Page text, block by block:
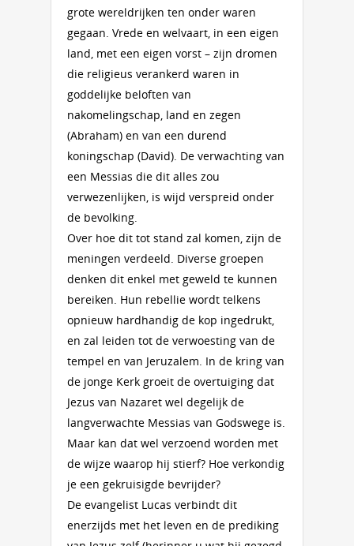
grote wereldrijken ten onder waren
gegaan. Vrede en welvaart, in een eigen
land, met een eigen vorst – zijn dromen
die religieus verankerd waren in
goddelijke beloften van
nakomelingschap, land en zegen
(Abraham) en van een durend
koningschap (David). De verwachting van
een Messias die dit alles zou
verwezenlijken, is wijd verspreid onder
de bevolking.
Over hoe dit tot stand zal komen, zijn de
meningen verdeeld. Diverse groepen
denken dit enkel met geweld te kunnen
bereiken. Hun rebellie wordt telkens
opnieuw hardhandig de kop ingedrukt,
en zal leiden tot de verwoesting van de
tempel en van Jeruzalem. In de kring van
de jonge Kerk groeit de overtuiging dat
Jezus van Nazaret wel degelijk de
langverwachte Messias van Godswege is.
Maar kan dat wel verzoend worden met
de wijze waarop hij stierf? Hoe verkondig
je een gekruisigde bevrijder?
De evangelist Lucas verbindt dit
enerzijds met het leven en de prediking